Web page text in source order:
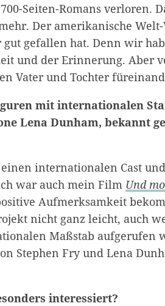
Seiten-Romans verloren.
Der amerikanische
gefallen hat. Denn wir
und der Erinnerung. Aber
Vater und Tochter
mit internationalen
Lena Dunham, bekannt
internationalen Cast
war auch mein Film Und
Aufmerksamkeit
nicht ganz leicht, auch
Maßstab aufgerufen
Stephen Fry und Lena
interessiert?